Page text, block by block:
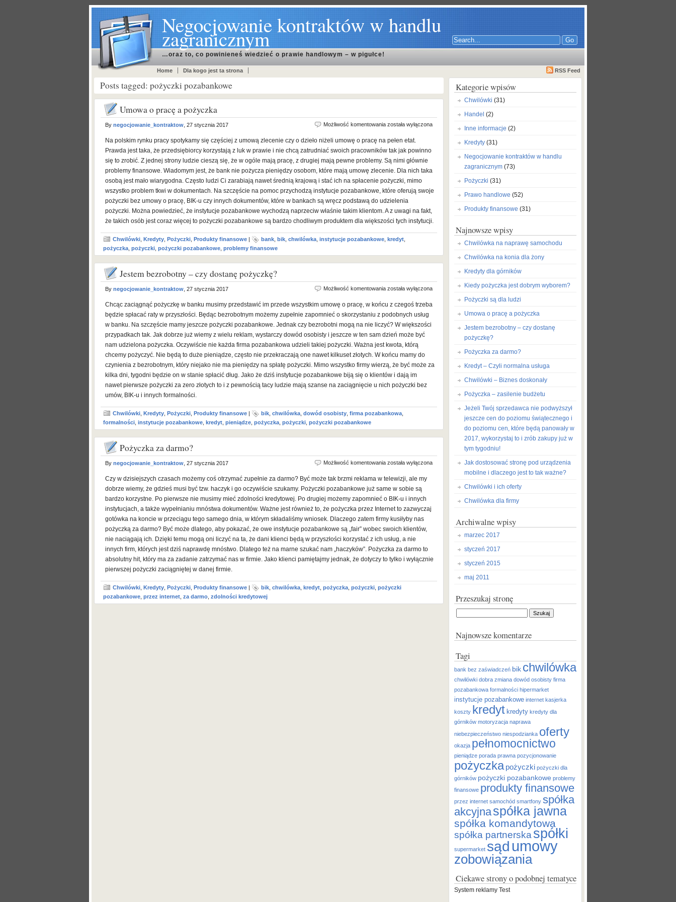
Negocjowanie kontraktów w handlu
zagranicznym
…oraz to, co powinieneś wiedzieć o prawie handlowym – w pigułce!
RSS Feed
Home Dla kogo jest ta strona
Posts tagged: pożyczki pozabankowe
Umowa o pracę a pożyczka
Możliwość komentowania Umowa
pracę
a
pożyczka
została wyłączona
By negocjowanie_kontraktow , 27 stycznia 2017
Na polskim rynku pracy spotykamy się częściej z umową zlecenie czy o dzieło niżeli umowę o pracę na pełen etat.
Prawda jest taka, że przedsiębiorcy korzystają z luk w prawie i nie chcą zatrudniać swoich pracowników tak jak powinno
się to zrobić. Z jednej strony ludzie cieszą się, że w ogóle mają pracę, z drugiej mają pewne problemy. Są nimi głównie
problemy finansowe. Wiadomym jest, że bank nie pożycza pieniędzy osobom, które mają umowę zlecenie. Dla nich taka
osobą jest mało wiarygodna. Często ludzi Ci zarabiają nawet średnią krajową i stać ich na spłacenie pożyczki, mimo
wszystko problem tkwi w dokumentach. Na szczęście na pomoc przychodzą instytucje pozabankowe, które oferują swoje
pożyczki bez umowy o pracę, BIK-u czy innych dokumentów, które w bankach są wręcz podstawą do udzielenia
pożyczki. Można powiedzieć, że instytucje pozabankowe wychodzą naprzeciw właśnie takim klientom. A z uwagi na fakt,
że takich osób jest coraz więcej to pożyczki pozabankowe są bardzo chodliwym produktem dla większości tych instytucji.
Chwilówki Kredyty Pożyczki Produkty finansowe | bank bik chwilówka instytucje pozabankowe kredyt
pożyczka pożyczki pożyczki pozabankowe problemy finansowe
Jestem bezrobotny – czy dostanę pożyczkę?
Możliwość komentowania Jestem
–
czy
dostanę
pożyczkę?
została wyłączona
By negocjowanie_kontraktow , 27 stycznia 2017
Chcąc zaciągnąć pożyczkę w banku musimy przedstawić im przede wszystkim umowę o pracę, w końcu z czegoś trzeba
będzie spłacać raty w przyszłości. Będąc bezrobotnym możemy zupełnie zapomnieć o skorzystaniu z podobnych usług
w banku. Na szczęście mamy jeszcze pożyczki pozabankowe. Jednak czy bezrobotni mogą na nie liczyć? W większości
przypadkach tak. Jak dobrze już wiemy z wielu reklam, wystarczy dowód osobisty i jeszcze w ten sam dzień może być
nam udzielona pożyczka. Oczywiście nie każda firma pozabankowa udzieli takiej pożyczki. Ważna jest kwota, którą
chcemy pożyczyć. Nie będą to duże pieniądze, często nie przekraczają one nawet kilkuset złotych. W końcu mamy do
czynienia z bezrobotnym, który niejako nie ma pieniędzy na spłatę pożyczki. Mimo wszystko firmy wierzą, że być może za
kilka dni, tygodni będzie on w stanie spłacić dług. Jako że dziś instytucje pozabankowe biją się o klientów i dają im
nawet pierwsze pożyczki za zero złotych to i z pewnością tacy ludzie mają szanse na zaciągnięcie u nich pożyczki bez
umów, BIK-u i innych formalności.
Chwilówki Kredyty Pożyczki Produkty finansowe | bik chwilówka dowód osobisty firma pozabankowa
formalności instytucje pozabankowe kredyt pieniądze pożyczka pożyczki pożyczki pozabankowe
Pożyczka za darmo?
Możliwość komentowania Pożyczka
darmo?
została wyłączona
By negocjowanie_kontraktow , 27 stycznia 2017
Czy w dzisiejszych czasach możemy coś otrzymać zupełnie za darmo? Być może tak brzmi reklama w telewizji, ale my
dobrze wiemy, że gdzieś musi być tzw. haczyk i go oczywiście szukamy. Pożyczki pozabankowe już same w sobie są
bardzo korzystne. Po pierwsze nie musimy mieć zdolności kredytowej. Po drugiej możemy zapomnieć o BIK-u i innych
instytucjach, a także wypełnianiu mnóstwa dokumentów. Ważne jest również to, że pożyczka przez Internet to zazwyczaj
gotówka na koncie w przeciągu tego samego dnia, w którym składaliśmy wniosek. Dlaczego zatem firmy kusiłyby nas
pożyczką za darmo? Być może dlatego, aby pokazać, że owe instytucje pozabankowe są „fair” wobec swoich klientów,
nie naciągają ich. Dzięki temu mogą oni liczyć na ta, że dani klienci będą w przyszłości korzystać z ich usług, a nie
innych firm, których jest dziś naprawdę mnóstwo. Dlatego też na marne szukać nam „haczyków”. Pożyczka za darmo to
absolutny hit, który ma za zadanie zatrzymać nas w firmie. Jako klienci pamiętajmy jednak, że dotyczy to tylko i wyłącznie
pierwszej pożyczki zaciągniętej w danej firmie.
Chwilówki Kredyty Pożyczki Produkty finansowe | bik chwilówka kredyt pożyczka pożyczki pożyczki
pozabankowe przez internet za darmo zdolności kredytowej
Kategorie wpisów
Chwilówki (31)
Handel (2)
Inne informacje (2)
Kredyty (31)
Negocjowanie kontraktów w handlu
zagranicznym (73)
Pożyczki (31)
Prawo handlowe (52)
Produkty finansowe (31)
Najnowsze wpisy
Chwilówka na naprawę samochodu
Chwilówka na konia dla żony
Kredyty dla górników
Kiedy pożyczka jest dobrym wyborem?
Pożyczki są dla ludzi
Umowa o pracę a pożyczka
Jestem bezrobotny – czy dostanę
pożyczkę?
Pożyczka za darmo?
Kredyt – Czyli normalna usługa
Chwilówki – Biznes doskonały
Pożyczka – zasilenie budżetu
Jeżeli Twój sprzedawca nie podwyższył
jeszcze cen do poziomu świątecznego i
do poziomu cen, które będą panowały w
2017, wykorzystaj to i zrób zakupy już w
tym tygodniu!
Jak dostosować stronę pod urządzenia
mobilne i dlaczego jest to tak ważne?
Chwilówki i ich oferty
Chwilówka dla firmy
Archiwalne wpisy
marzec 2017
styczeń 2017
styczeń 2015
maj 2011
Przeszukaj stronę
Najnowsze komentarze
Tagi
bank bez zaświadczeń bik chwilówka
chwilówki dobra zmiana dowód osobisty firma
pozabankowa formalności hipermarket
instytucje pozabankowe internet kasjerka
koszty kredyt kredyty kredyty dla
górników motoryzacja naprawa
niebezpieczeństwo niespodzianka oferty
okazja pełnomocnictwo
pieniądze porada prawna pozycjonowanie
pożyczka pożyczki pożyczki dla
górników pożyczki pozabankowe problemy
finansowe produkty finansowe
przez internet samochód smartfony spółka
akcyjnaspółka jawna
spółka komandytowa
spółka partnerska spółki
supermarket sąd umowy
zobowiązania
Ciekawe strony o podobnej tematyce
System reklamy Test